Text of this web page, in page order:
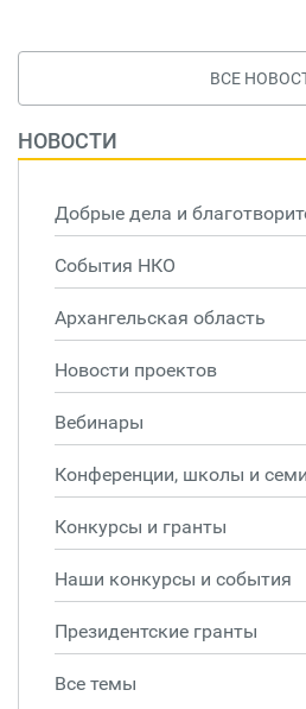
ВСЕ
НОВОСТИ
Добрые дела и
События НКО
Архангельская область
Новости проектов
Вебинары
Конференции, школы и
Конкурсы и гранты
Наши конкурсы и события
Президентские гранты
Все темы